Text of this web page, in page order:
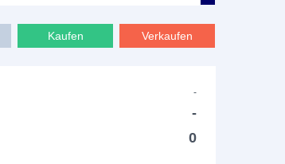
Verkaufen
Kaufen
-
-
0